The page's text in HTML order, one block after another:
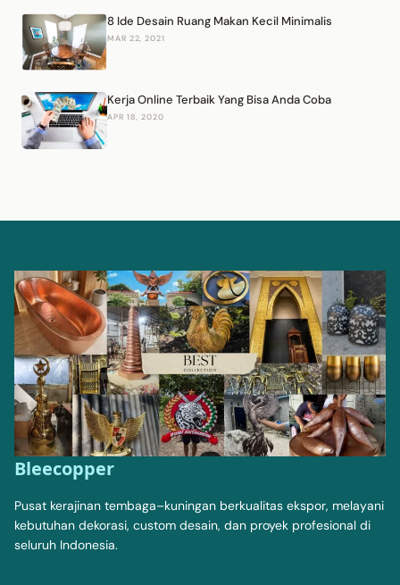
8 Ide Desain Ruang Makan Kecil Minimalis
MAR 22, 2021
Kerja Online Terbaik Yang Bisa Anda Coba
APR 18, 2020
Bleecopper
Pusat kerajinan tembaga–kuningan berkualitas ekspor, melayani
kebutuhan dekorasi, custom desain, dan proyek profesional di
seluruh Indonesia.